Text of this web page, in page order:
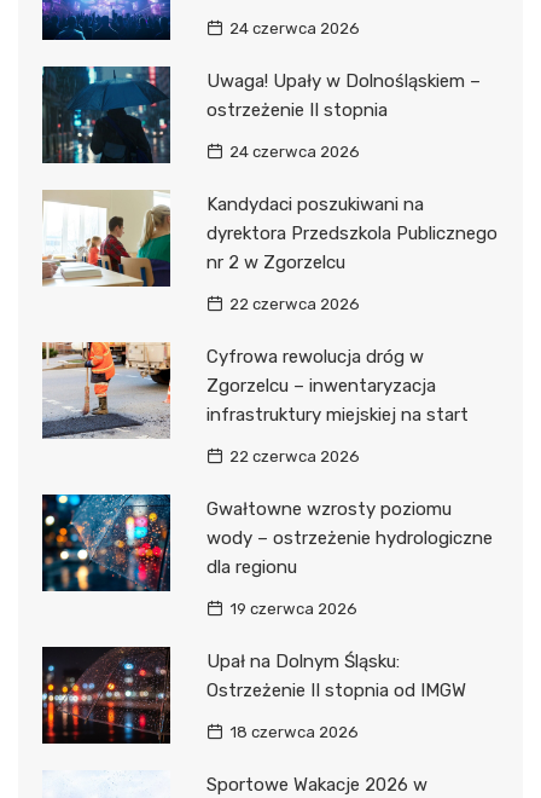
24 czerwca 2026
Uwaga! Upały w Dolnośląskiem –
ostrzeżenie II stopnia
24 czerwca 2026
Kandydaci poszukiwani na
dyrektora Przedszkola Publicznego
nr 2 w Zgorzelcu
22 czerwca 2026
Cyfrowa rewolucja dróg w
Zgorzelcu – inwentaryzacja
infrastruktury miejskiej na start
22 czerwca 2026
Gwałtowne wzrosty poziomu
wody – ostrzeżenie hydrologiczne
dla regionu
19 czerwca 2026
Upał na Dolnym Śląsku:
Ostrzeżenie II stopnia od IMGW
18 czerwca 2026
Sportowe Wakacje 2026 w